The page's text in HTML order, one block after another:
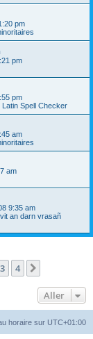
pm
pm
pm
Spell Checker
am
am
9:35 am
an darn vrasañ
3 4
Aller
horaire sur UTC+01:00